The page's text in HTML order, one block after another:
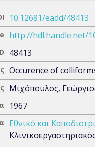
10.12681/eadd/48413
http://hdl.handle.net/
48413
Occurence of
Μιχόπουλος,
1967
Εθνικό και